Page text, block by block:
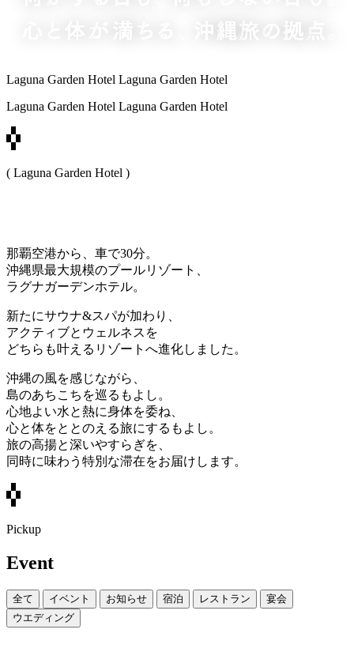
Laguna Garden Hotel Laguna Garden Hotel
Laguna Garden Hotel Laguna Garden Hotel
( Laguna Garden Hotel )
那覇空港から、車で30分。
沖縄県最大規模のプールリゾート、
ラグナガーデンホテル。
新たにサウナ&スパが加わり、
アクティブとウェルネスを
どちらも叶えるリゾートへ進化しました。
沖縄の風を感じながら、
島のあちこちを巡るもよし。
心地よい水と熱に身体を委ね、
心と体をととのえる旅にするもよし。
旅の高揚と深いやすらぎを、
同時に味わう特別な滞在をお届けします。
Pickup
Event
全て イベント お知らせ 宿泊 レストラン
宴会
ウエディング